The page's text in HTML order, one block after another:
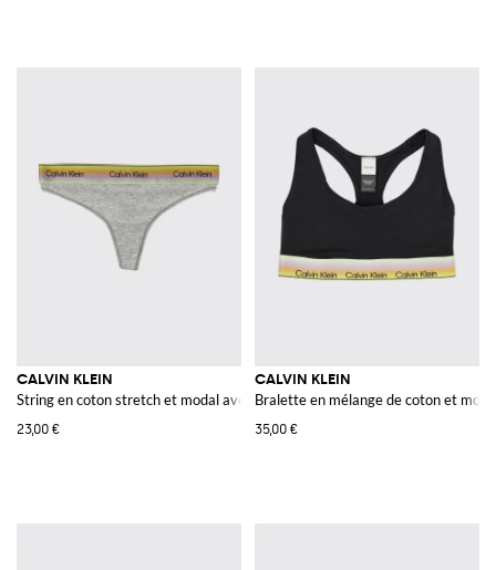
CALVIN KLEIN
String en coton stretch et modal avec taille à logo jacquard
23,00 €
CALVIN KLEIN
Bralette en mélange de coton et
35,00 €